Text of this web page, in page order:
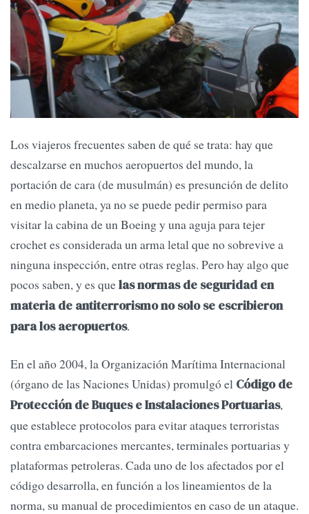
Los viajeros frecuentes saben de qué se trata: hay que
descalzarse en muchos aeropuertos del mundo, la
portación de cara (de musulmán) es presunción de delito
en medio planeta, ya no se puede pedir permiso para
visitar la cabina de un Boeing y una aguja para tejer
crochet es considerada un arma letal que no sobrevive a
ninguna inspección, entre otras reglas. Pero hay algo que
pocos saben, y es quelas normas de seguridad en
materia de antiterrorismo no solo se escribieron
para los aeropuertos.
En el año 2004, la Organización Marítima Internacional
(órgano de las Naciones Unidas) promulgó el Código de
Protección de Buques e Instalaciones Portuarias,
que establece protocolos para evitar ataques terroristas
contra embarcaciones mercantes, terminales portuarias y
plataformas petroleras. Cada uno de los afectados por el
código desarrolla, en función a los lineamientos de la
norma, su manual de procedimientos en caso de un ataque.